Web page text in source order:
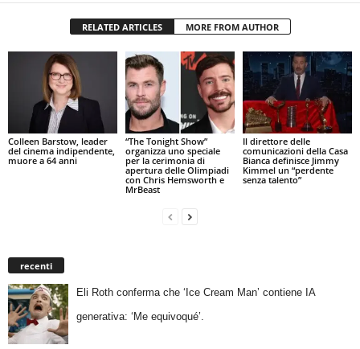
RELATED ARTICLES MORE FROM AUTHOR
Colleen Barstow, leader
del cinema indipendente,
muore a 64 anni
“The Tonight Show”
organizza uno speciale
per la cerimonia di
apertura delle Olimpiadi
con Chris Hemsworth e
MrBeast
Il direttore delle
comunicazioni della Casa
Bianca definisce Jimmy
Kimmel un “perdente
senza talento”
recenti
Eli Roth conferma che ‘Ice Cream Man’ contiene IA
generativa: ‘Me equivoqué’.